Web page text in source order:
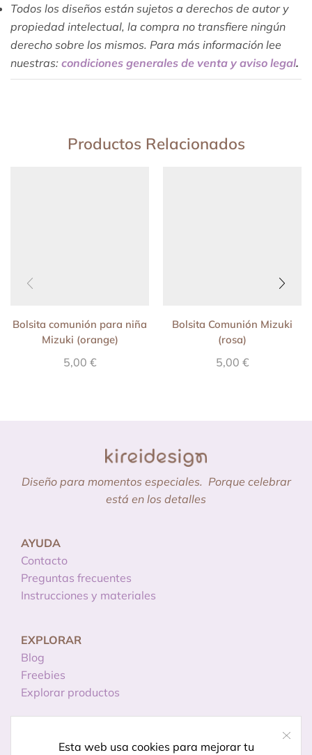
Todos los diseños están sujetos a derechos de autor y
propiedad intelectual, la compra no transfiere ningún
derecho sobre los mismos. Para más información lee
nuestras: condiciones generales de venta y aviso legal.
Productos Relacionados
Bolsita comunión para niña
Mizuki (orange)
5,00 €
Bolsita Comunión Mizuki
(rosa)
5,00 €
Esta web usa cookies para mejorar tu
Diseño para momentos especiales. Porque celebrar
está en los detalles
AYUDA
Contacto
Preguntas frecuentes
Instrucciones y materiales
EXPLORAR
Blog
Freebies
Explorar productos